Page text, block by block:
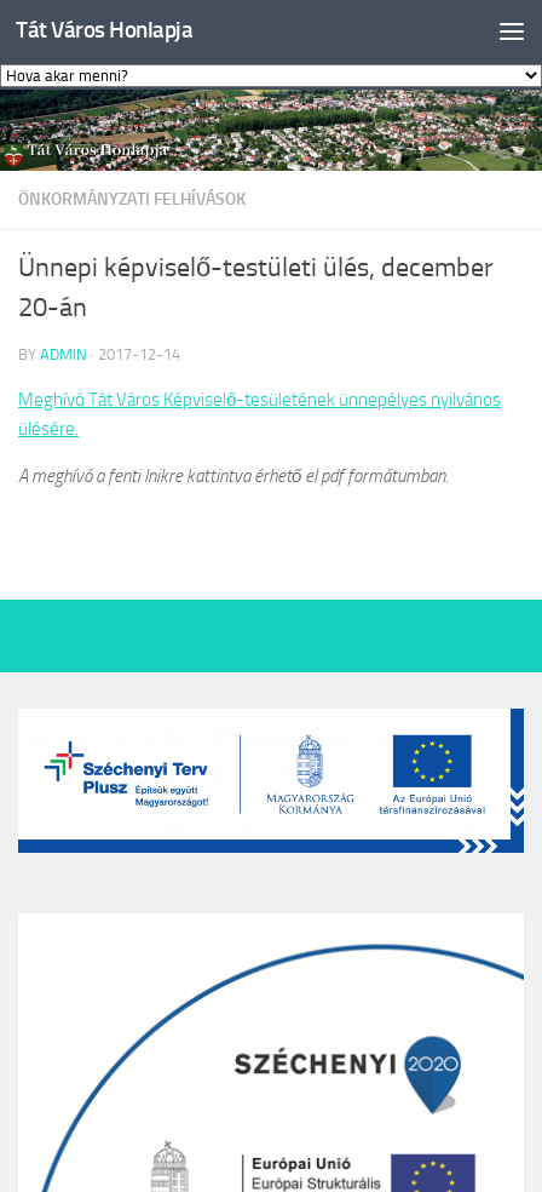
Skip to content
Tát Város Honlapja
ÖNKORMÁNYZATI FELHÍVÁSOK
Ünnepi képviselő-testületi ülés, december
20-án
BY ADMIN · 2017-12-14
Meghívó Tát Város Képviselő-tesületének ünnepélyes nyilvános
ülésére.
A meghívó a fenti lnikre kattintva érhető el pdf formátumban.